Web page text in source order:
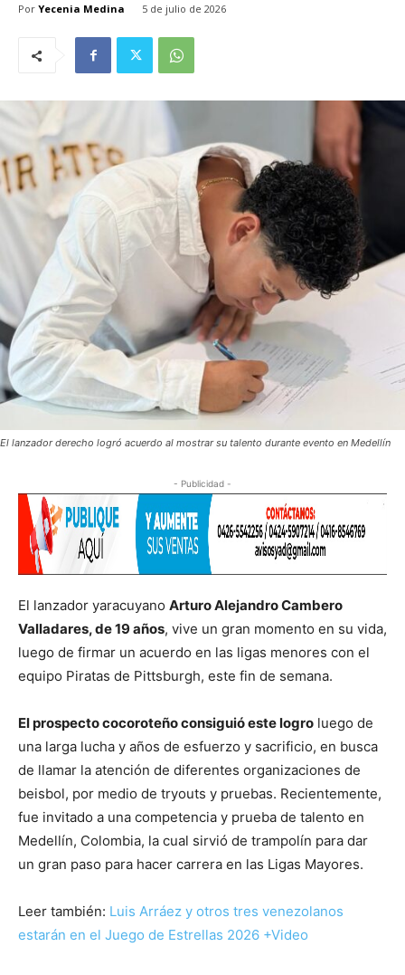
Por Yecenia Medina 5 de julio de 2026
El lanzador derecho logró acuerdo al mostrar su talento durante evento en Medellín
- Publicidad -
El lanzador yaracuyano Arturo Alejandro Cambero
Valladares, de 19 años, vive un gran momento en su vida,
luego de firmar un acuerdo en las ligas menores con el
equipo Piratas de Pittsburgh, este fin de semana.
El prospecto cocoroteño consiguió este logro luego de
una larga lucha y años de esfuerzo y sacrificio, en busca
de llamar la atención de diferentes organizaciones de
beisbol, por medio de tryouts y pruebas. Recientemente,
fue invitado a una competencia y prueba de talento en
Medellín, Colombia, la cual sirvió de trampolín para dar
un gran paso para hacer carrera en las Ligas Mayores.
Leer también: Luis Arráez y otros tres venezolanos
estarán en el Juego de Estrellas 2026 +Video